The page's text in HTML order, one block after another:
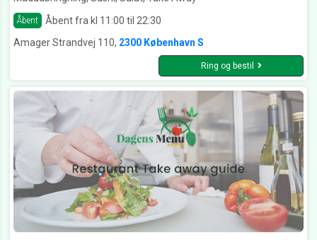
Åbent
Åbent fra kl 11:00 til 22:30
Amager Strandvej 110, 2300 København S
Ring og bestil